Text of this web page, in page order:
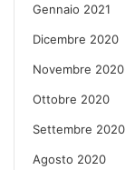
Gennaio 2021
Dicembre 2020
Novembre 2020
Ottobre 2020
Settembre 2020
Agosto 2020